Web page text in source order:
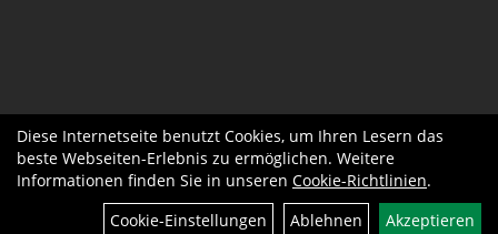
Diese Internetseite benutzt Cookies, um Ihren Lesern das
beste Webseiten-Erlebnis zu ermöglichen. Weitere
Informationen finden Sie in unseren Cookie-Richtlinien.
Cookie-Einstellungen
Ablehnen Akzeptieren